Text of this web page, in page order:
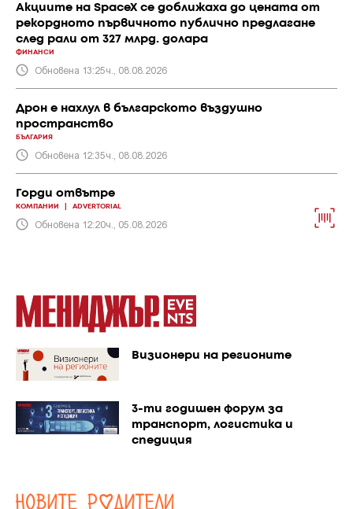
Акциите на SpaceX се доближаха до цената от
рекордното първичното публично предлагане
след рали от 327 млрд. долара
ФИНАНСИ
Обновена 13:25ч., 08.08.2026
Дрон е нахлул в българското въздушно
пространство
БЪЛГАРИЯ
Обновена 12:35ч., 08.08.2026
Горди отвътре
КОМПАНИИ ADVERTORIAL
Обновена 12:20ч., 05.08.2026
Визионери на регионите
3-ти годишен форум за
транспорт, логистика и
спедиция